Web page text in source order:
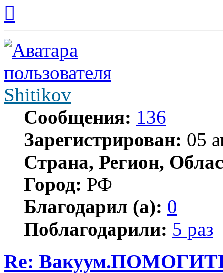
началу
Shitikov
Сообщения: 136
Зарегистрирован: 05
Страна, Регион,
Город: РФ
Благодарил (а): 0
Поблагодарили: 5 раз
Re: